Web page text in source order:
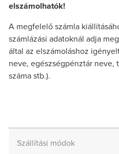
elszámolhatók!
A megfelelő számla
számlázási adatoknál adja
által az elszámoláshoz
neve, egészségpénztár neve,
száma stb.).
Szállítási módok